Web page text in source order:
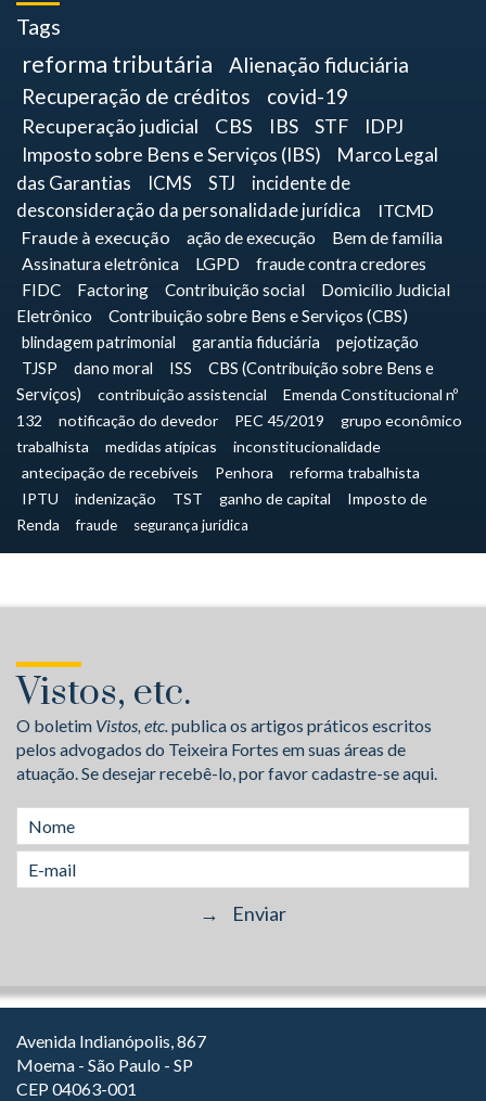
Tags
reforma tributária
Alienação fiduciária
Recuperação de créditos
covid-19
Recuperação judicial CBS IBS STF
IDPJ
Imposto sobre Bens e Serviços (IBS)
Marco Legal
das Garantias
ICMS STJ
incidente de
desconsideração da personalidade jurídica
ITCMD
Fraude à execução
ação de execução
Bem de família
Assinatura eletrônica
LGPD fraude contra credores
FIDC Factoring Contribuição social
Domicílio Judicial
Eletrônico
Contribuição sobre Bens e Serviços (CBS)
blindagem patrimonial
garantia fiduciária
pejotização
TJSP
dano moral ISS
CBS (Contribuição sobre Bens e
Serviços)
contribuição assistencial
Emenda Constitucional nº
132
notificação do devedor PEC 45/2019
grupo econômico
trabalhista
medidas atípicas
inconstitucionalidade
antecipação de recebíveis
Penhora
reforma trabalhista
IPTU
indenização TST ganho de capital
Imposto de
Renda
fraude segurança jurídica
Vistos, etc.
O boletim Vistos, etc.publica os artigos práticos escritos
pelos advogados do Teixeira Fortes em suas áreas de
atuação. Se desejar recebê-lo, por favor cadastre-se aqui.
Avenida Indianópolis, 867
Moema - São Paulo - SP
CEP 04063-001